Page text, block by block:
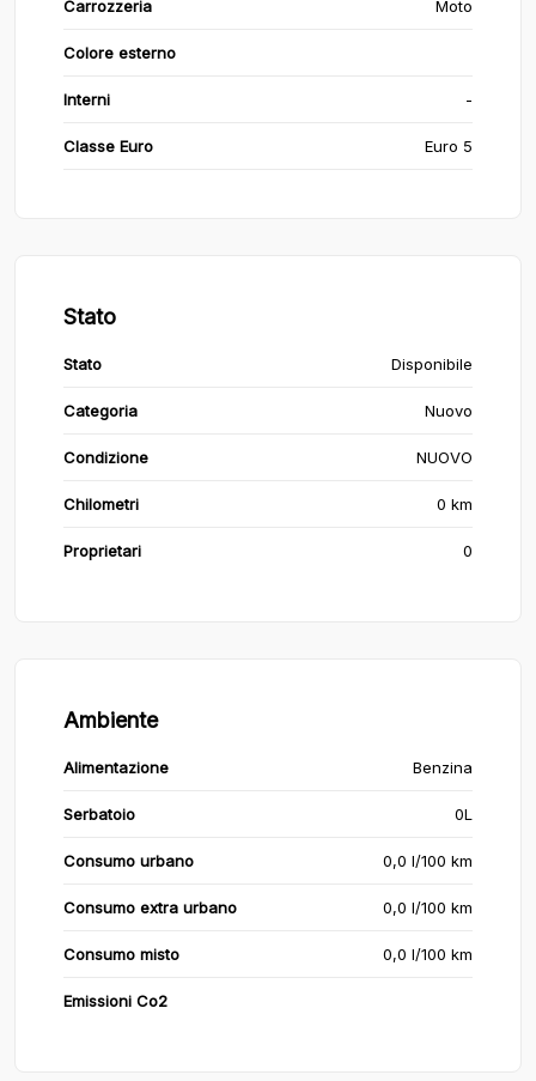
Carrozzeria Moto
Colore esterno
Interni -
Classe Euro Euro 5
Stato
Stato Disponibile
Categoria Nuovo
Condizione NUOVO
Chilometri 0 km
Proprietari 0
Ambiente
Alimentazione Benzina
Serbatoio 0L
Consumo urbano 0,0 l/100 km
Consumo extra urbano 0,0 l/100 km
Consumo misto 0,0 l/100 km
Emissioni Co2